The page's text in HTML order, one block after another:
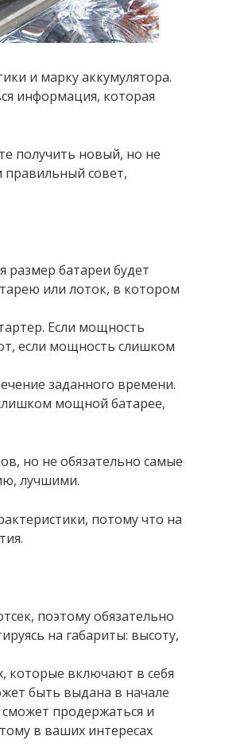
и марку аккумулятора.
информация, которая
получить новый, но не
совет,
размер батареи будет
или лоток, в котором
Если мощность
если мощность слишком
заданного времени.
мощной батарее,
но не обязательно самые
лучшими.
потому что на
поэтому обязательно
на габариты: высоту,
которые включают в себя
быть выдана в начале
продержаться и
в ваших интересах